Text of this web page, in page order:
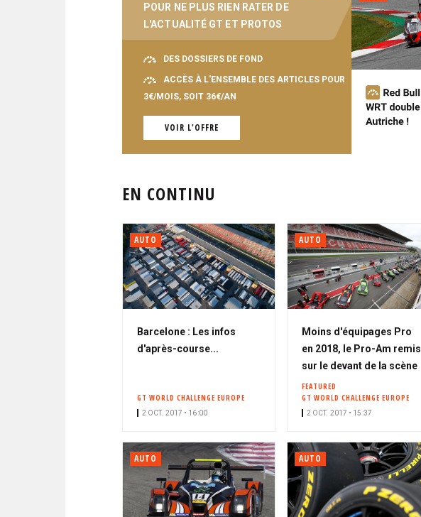
POUR NE PLUS RIEN RATER DE
L'ACTUALITÉ GT ET PROTOS
DES DOSSIERS DE FOND
ACCÈS À L'ENSEMBLE DES ARTICLES POUR
3€/MOIS, SOIT 36€/AN
VOIR L'OFFRE
EN CONTINU
AUTO
Barcelone : Les infos
d'après-course...
GT WORLD CHALLENGE EUROPE
2 OCT. 2017 • 16:00
AUTO
Moins d'équipages Pro
en 2018, le Pro-Am remis
sur le devant de la scène
FEATURED
GT WORLD CHALLENGE EUROPE
2 OCT. 2017 • 15:37
AUTO AUTO